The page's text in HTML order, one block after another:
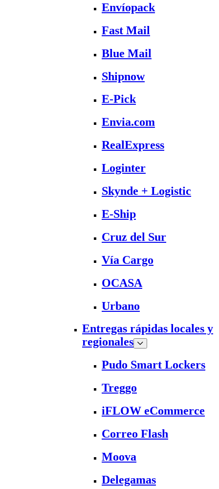
Envíopack
Fast Mail
Blue Mail
Shipnow
E-Pick
Envia.com
RealExpress
Loginter
Skynde + Logistic
E-Ship
Cruz del Sur
Vía Cargo
OCASA
Urbano
Entregas rápidas locales y
regionales
Pudo Smart Lockers
Treggo
iFLOW eCommerce
Correo Flash
Moova
Delegamas